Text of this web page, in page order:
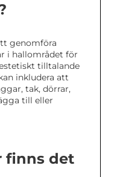
genomföra
i hallområdet för
tilltalande
inkludera att
tak, dörrar,
till eller
finns det